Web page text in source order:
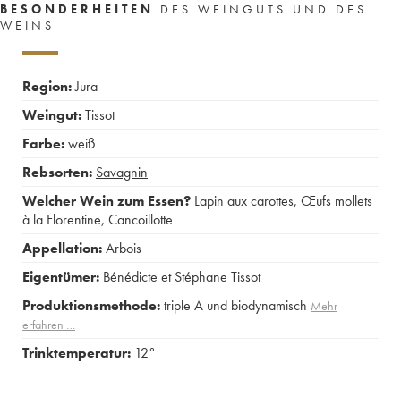
BESONDERHEITEN
DES WEINGUTS UND DES
WEINS
Region:Jura
Weingut:Tissot
Farbe:weiß
Rebsorten: Savagnin
Welcher Wein zum Essen? Lapin aux carottes, Œufs mollets
à la Florentine, Cancoillotte
Appellation:Arbois
Eigentümer: Bénédicte et Stéphane Tissot
Produktionsmethode:triple A und biodynamisch Mehr
erfahren …
Trinktemperatur: 12°